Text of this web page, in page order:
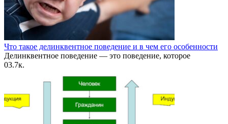
Что такое делинквентное поведение и в чем его особенности
Делинквентное поведение — это поведение, которое
03.7к.